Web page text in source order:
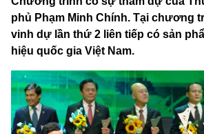
phủ Phạm Minh Chính. Tại chương
vinh dự lần thứ 2 liên tiếp có sản
hiệu quốc gia Việt Nam.